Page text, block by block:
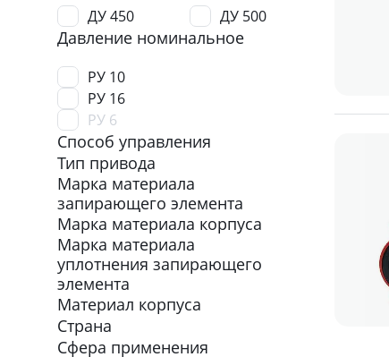
ДУ 450
ДУ 500
ДУ 600
ДУ 700
ДУ 800
ДУ 1000
ДУ 1400
Давление номинальное
РУ 10
РУ 16
РУ 6
Способ управления
Тип привода
Марка материала
запирающего элемента
Марка материала корпуса
Марка материала
уплотнения запирающего
элемента
Материал корпуса
Страна
Сфера применения